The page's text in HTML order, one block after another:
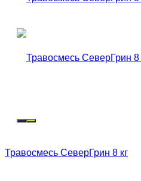
Травосмесь СеверГрин 8 кг